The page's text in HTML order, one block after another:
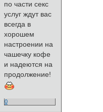
по части секс
услуг ждут вас
всегда в
хорошем
настроении на
чашечку кофе
и надеются на
продолжение!
0